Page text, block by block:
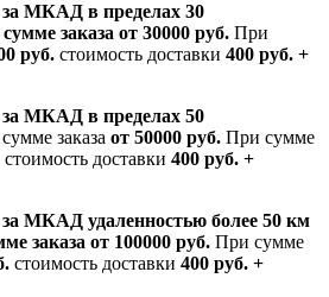
за МКАД в пределах 30
заказа от 30000 руб. При
руб. стоимость доставки 400 руб. +
за МКАД в пределах 50
заказа от 50000 руб. При сумме
стоимость доставки 400 руб. +
за МКАД удаленностью более 50 км
заказа от 100000 руб. При сумме
стоимость доставки 400 руб. +